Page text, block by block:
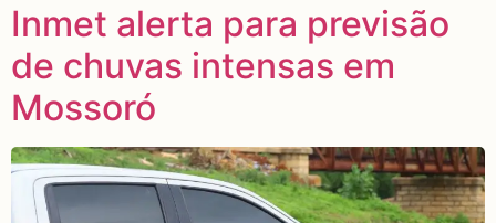
Inmet alerta para previsão
de chuvas intensas em
Mossoró